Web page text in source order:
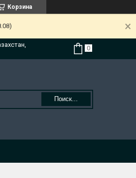
Корзина
Поиск...